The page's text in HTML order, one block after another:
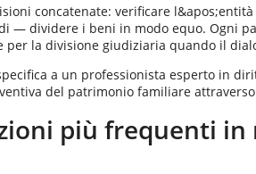
concatenate: verificare
— dividere i beni in modo equo. Ogni
la divisione giudiziaria quando il
a un professionista esperto in
del patrimonio familiare
più frequenti